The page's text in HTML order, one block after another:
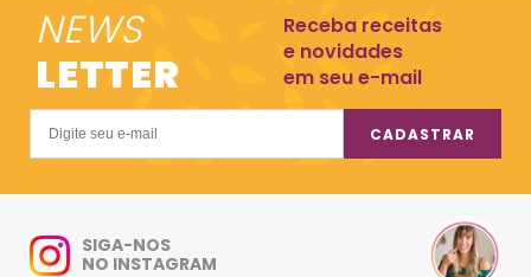
NEWS
LETTER
Receba receitas
e novidades
em seu e-mail
CADASTRAR
SIGA-NOS
NO INSTAGRAM